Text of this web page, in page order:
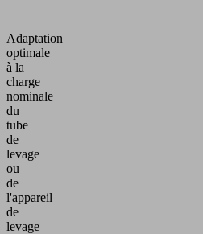
Adaptation
optimale
à la
charge
nominale
du
tube
de
levage
ou
de
l'appareil
de
levage